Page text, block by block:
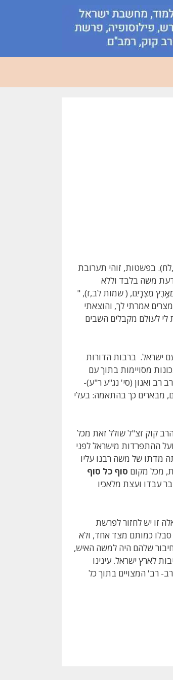
בפשטות, זוהי תערובת
משה בלבד וללא
מִצְרָֽיִם, ( שמות לב,ז), "
אמרתי לך, והוצאתי
לעולם מקבלים השבים
ישראל. ברבות הדורות
מסויימות בתוך עם
רב ואנון (סי' נג"ע ר"ע)-
מבארים כך בהתאמה: בעלי
קוק זצ"ל שולל זאת מכל
ההתפרדות מישראל לפני
מדתו של משה רבנו עליו
מכל מקום סוף כל סוף
עבדו ועצת מלאכיו
זו יש לחזור לפרשת
כמותם מצד אחד, ולא
שלהם היה למשה האיש,
לארץ ישראל. עינינו
רב' המצויים בתוך כל